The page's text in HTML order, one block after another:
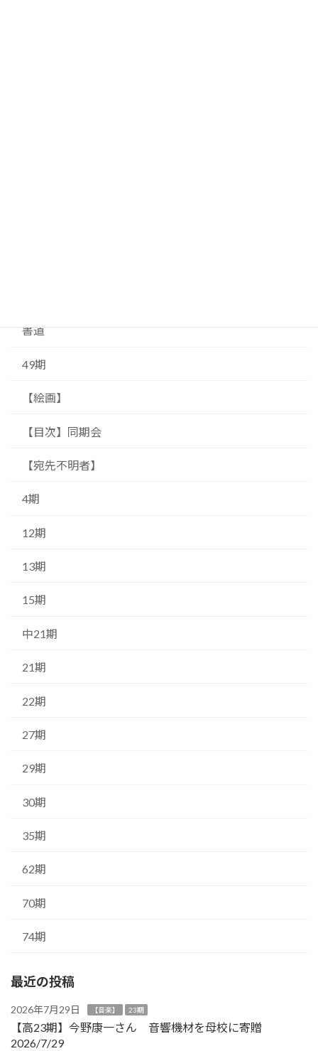
書道
49期
【絵画】
【目次】同期会
【宛先不明者】
4期
12期
13期
15期
中21期
21期
22期
27期
29期
30期
35期
62期
70期
74期
最近の投稿
2026年7月29日 【音楽】 23期
【高23期】今野康一さん 音響機材を母校に寄贈
2026/7/29